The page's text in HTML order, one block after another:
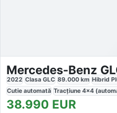
2022 Clasa GLC 89.000 km Hibrid
Cutie automată Tracțiune 4x4
38.990 EUR